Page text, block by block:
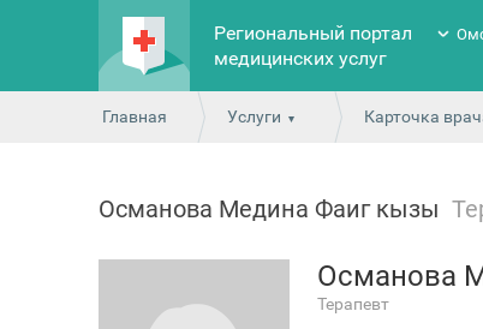
Региональный портал
медицинских услуг
Главная Услуги Карточка
Османова Медина Фаиг кызы
Османова
Терапевт